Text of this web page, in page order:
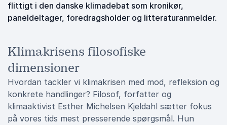
flittigt i den danske klimadebat som kronikør,
paneldeltager, foredragsholder og litteraturanmelder.
Klimakrisens filosofiske
dimensioner
Hvordan tackler vi klimakrisen med mod, refleksion og
konkrete handlinger? Filosof, forfatter og
klimaaktivist Esther Michelsen Kjeldahl sætter fokus
på vores tids mest presserende spørgsmål. Hun